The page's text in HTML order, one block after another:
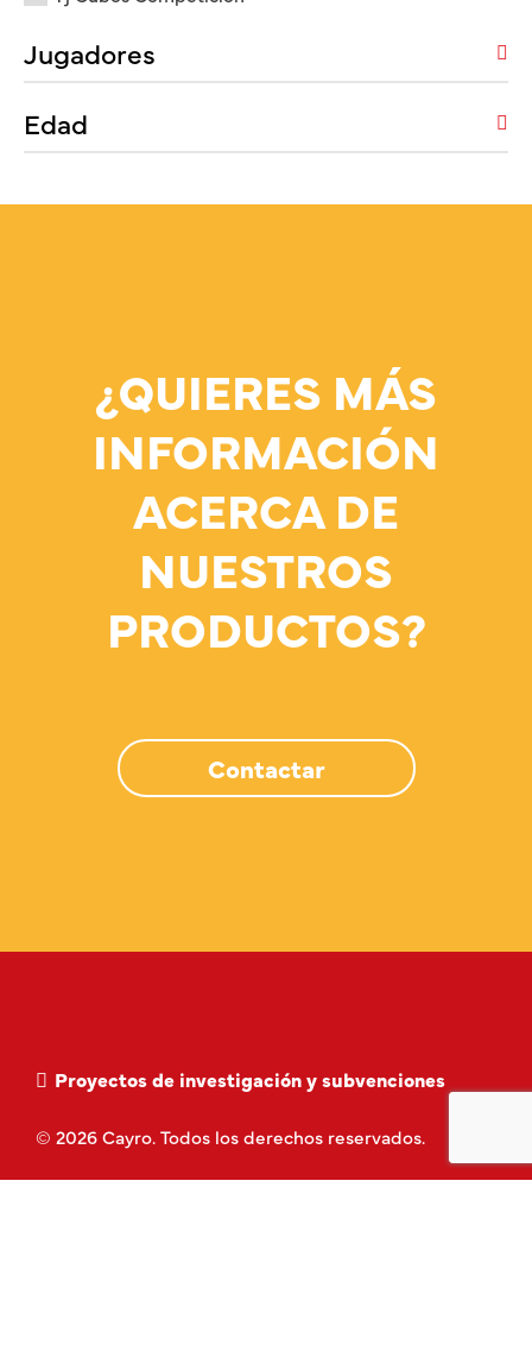
Jugadores
Edad
¿QUIERES MÁS
INFORMACIÓN
ACERCA DE
NUESTROS
PRODUCTOS?
Contactar
Proyectos de investigación y subvenciones
© 2026 Cayro. Todos los derechos reservados.
Política de privacidad